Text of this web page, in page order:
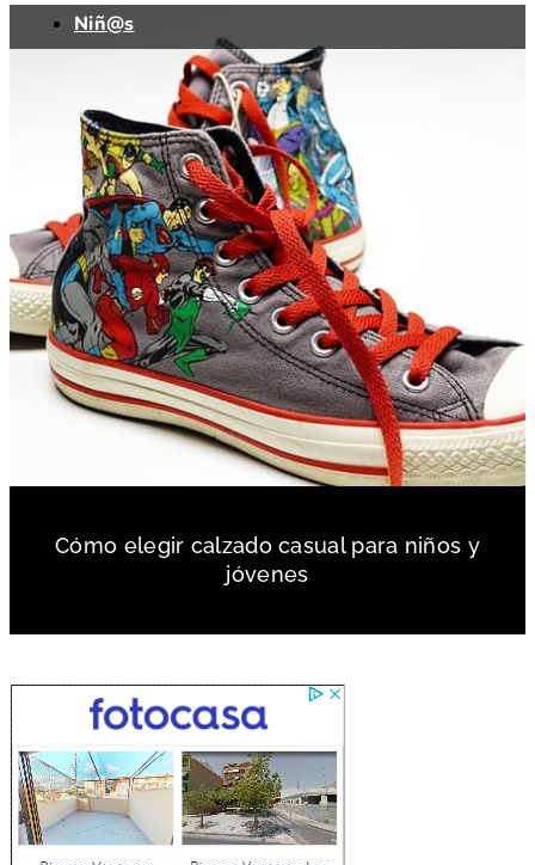
Niñ@s
Cómo elegir calzado casual para niños y
jóvenes